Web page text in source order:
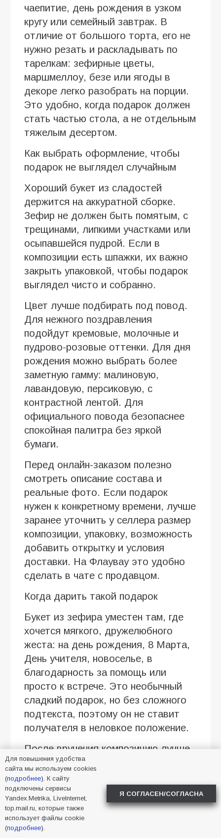
чаепитие, день рождения в узком
кругу или семейный завтрак. В
отличие от большого торта, его не
нужно резать и раскладывать по
тарелкам: зефирные цветы,
маршмеллоу, безе или ягоды в
декоре легко разобрать на порции.
Это удобно, когда подарок должен
стать частью стола, а не отдельным
тяжелым десертом.
Как выбрать оформление, чтобы
подарок не выглядел случайным
Хороший букет из сладостей
держится на аккуратной сборке.
Зефир не должен быть помятым, с
трещинами, липкими участками или
осыпавшейся пудрой. Если в
композиции есть шпажки, их важно
закрыть упаковкой, чтобы подарок
выглядел чисто и собранно.
Цвет лучше подбирать под повод.
Для нежного поздравления
подойдут кремовые, молочные и
пудрово-розовые оттенки. Для дня
рождения можно выбрать более
заметную гамму: малиновую,
лавандовую, персиковую, с
контрастной лентой. Для
официального повода безопаснее
спокойная палитра без яркой
бумаги.
Перед онлайн-заказом полезно
смотреть описание состава и
реальные фото. Если подарок
нужен к конкретному времени, лучше
заранее уточнить у селлера размер
композиции, упаковку, возможность
добавить открытку и условия
доставки. На Флаувау это удобно
сделать в чате с продавцом.
Когда дарить такой подарок
Букет из зефира уместен там, где
хочется мягкого, дружелюбного
жеста: на день рождения, 8 Марта,
День учителя, новоселье, в
благодарность за помощь или
просто к встрече. Это необычный
сладкий подарок, но без сложного
подтекста, поэтому он не ставит
получателя в неловкое положение.
После вручения композицию лучше
не оставлять рядом с батареей, на
солнце или во влажном месте.
Оптимально поставить ее в
прохладную комнату, а если зефир
упакован индивидуально, не
вскрывать упаковку до чаепития.
Для повышения удобства
сайта мы используем cookies
(подробнее). К сайту
подключены сервисы
Yandex.Metrika, LiveInternet,
top.mail.ru, которые также
использует файлы cookie
(подробнее).
Я СОГЛАСЕН/СОГЛАСНА